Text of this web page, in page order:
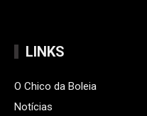
LINKS
O Chico da Boleia
Notícias